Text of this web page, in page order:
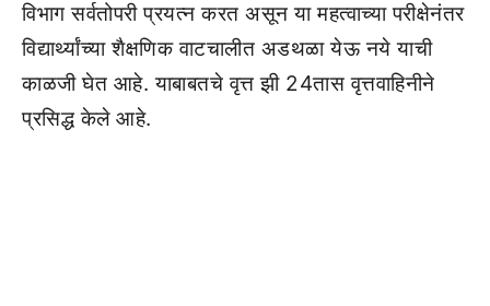
विभाग सर्वतोपरी प्रयत्न करत असून या महत्वाच्या परीक्षेनंतर
विद्यार्थ्यांच्या शैक्षणिक वाटचालीत अडथळा येऊ नये याची
काळजी घेत आहे. याबाबतचे वृत्त झी 24तास वृत्तवाहिनीने
प्रसिद्ध केले आहे.